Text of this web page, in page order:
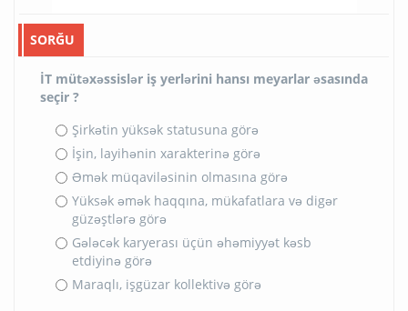
SORĞU
İT mütəxəssislər iş yerlərini hansı meyarlar əsasında
seçir ?
Şirkətin yüksək statusuna görə
İşin, layihənin xarakterinə görə
Əmək müqaviləsinin olmasına görə
Yüksək əmək haqqına, mükafatlara və digər
güzəştlərə görə
Gələcək karyerası üçün əhəmiyyət kəsb
etdiyinə görə
Maraqlı, işgüzar kollektivə görə